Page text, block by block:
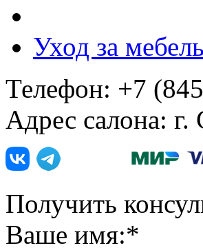
Уход за
Телефон: +7
Адрес салона: г.
Получить
Ваше имя:*